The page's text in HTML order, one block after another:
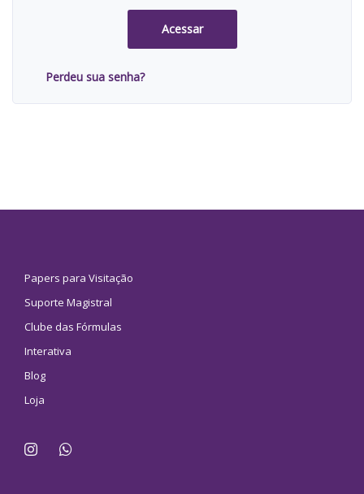
Acessar
Perdeu sua senha?
Papers para Visitação
Suporte Magistral
Clube das Fórmulas
Interativa
Blog
Loja